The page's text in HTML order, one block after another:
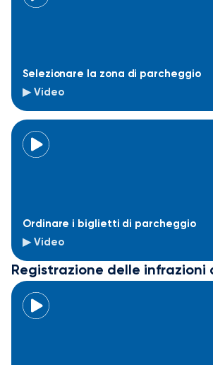
Selezionare la zona di parcheggio
▶ Video
Ordinare i biglietti di parcheggio
▶ Video
Registrazione delle infrazioni